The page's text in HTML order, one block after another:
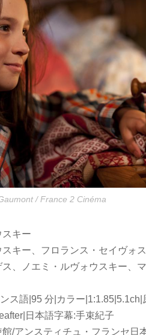
/ France 2 Cinéma
キー
キー、フロランス・セイヴォス
、ノエミ・ルヴォウスキー、
ス語|95 分|カラー
日本語字幕:手束紀子
/アンスティチュ・フランセ日